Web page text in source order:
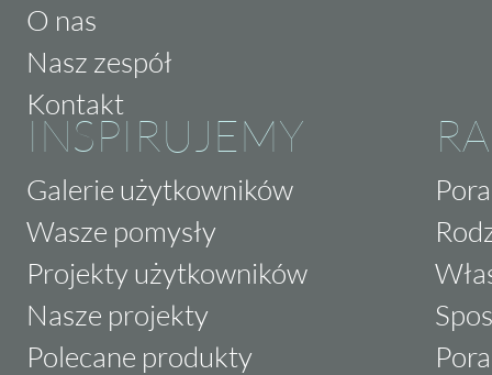
O nas
Nasz zespół
Kontakt
INSPIRUJEMY
Galerie użytkowników
Wasze pomysły
Projekty użytkowników
Nasze projekty
Polecane produkty